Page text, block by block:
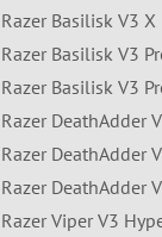
Razer Basilisk V3
Razer Basilisk V3
Razer Basilisk V3
Razer DeathAdder
Razer DeathAdder
Razer DeathAdder
Razer Viper V3